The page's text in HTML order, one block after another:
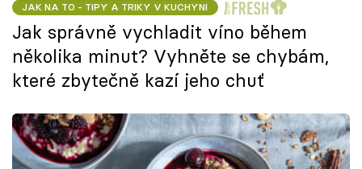
JAK NA TO - TIPY A TRIKY V KUCHYNI
Jak správně vychladit víno během
několika minut? Vyhněte se chybám,
které zbytečně kazí jeho chuť